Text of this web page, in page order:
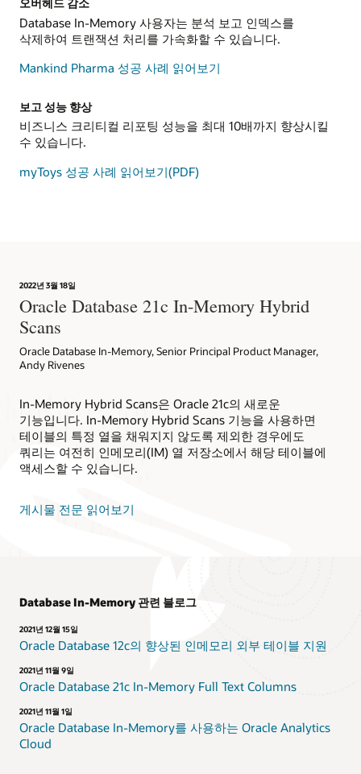
Database In-Memory 사용자는 분석 보고 인덱스를
삭제하여 트랜잭션 처리를 가속화할 수 있습니다.
Mankind Pharma 성공 사례 읽어보기
보고 성능 향상
비즈니스 크리티컬 리포팅 성능을 최대 10배까지 향상시킬
수 있습니다.
myToys 성공 사례 읽어보기(PDF)
2022년 3월 18일
Oracle Database 21c In-Memory Hybrid
Scans
Oracle Database In-Memory, Senior Principal Product Manager,
Andy Rivenes
In-Memory Hybrid Scans은 Oracle 21c의 새로운
기능입니다. In-Memory Hybrid Scans 기능을 사용하면
테이블의 특정 열을 채워지지 않도록 제외한 경우에도
쿼리는 여전히 인메모리(IM) 열 저장소에서 해당 테이블에
액세스할 수 있습니다.
게시물 전문 읽어보기
Database In-Memory 관련 블로그
2021년 12월 15일
Oracle Database 12c의 향상된 인메모리 외부 테이블 지원
2021년 11월 9일
Oracle Database 21c In-Memory Full Text Columns
2021년 11월 1일
Oracle Database In-Memory를 사용하는 Oracle Analytics
Cloud